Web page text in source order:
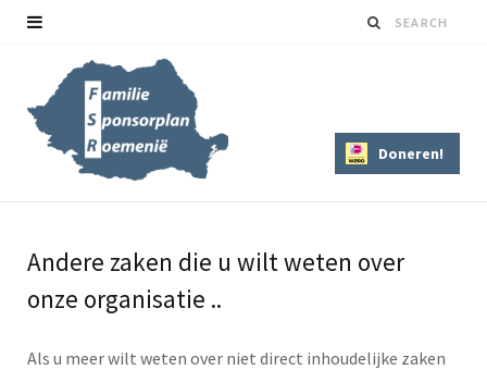
Doneren!
Andere zaken die u wilt weten over
onze organisatie ..
Als u meer wilt weten over niet direct inhoudelijke zaken